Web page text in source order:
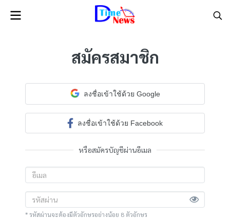
สมัครสมาชิก
ลงชื่อเข้าใช้ด้วย Google
ลงชื่อเข้าใช้ด้วย Facebook
หรือสมัครบัญชีผ่านอีเมล
* รหัสผ่านจะต้องมีตัวอักษรอย่างน้อย 8 ตัวอักษร